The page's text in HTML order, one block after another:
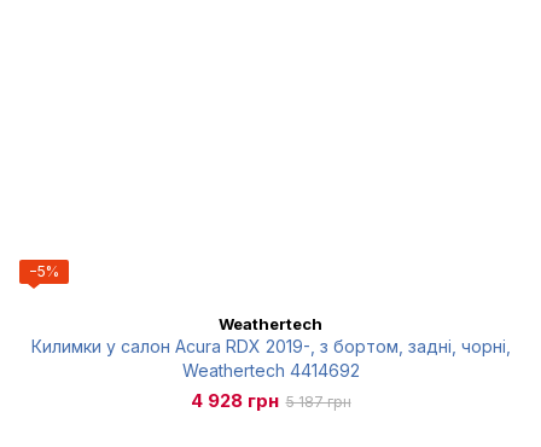
−5%
Weathertech
Килимки у салон Acura RDX 2019-, з бортом, задні, чорні,
Weathertech 4414692
4 928 грн 5 187 грн